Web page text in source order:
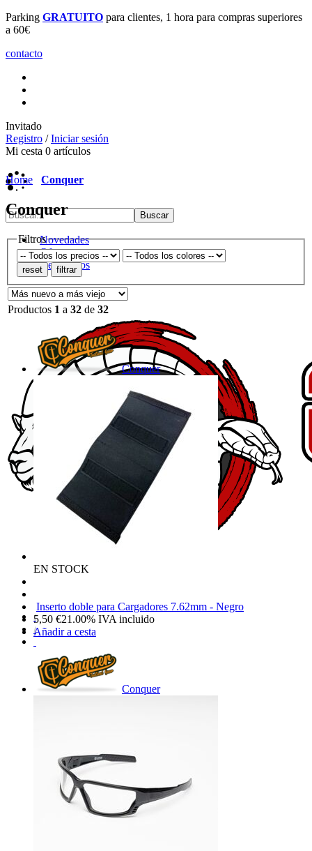
Servicio deTALLER . Preparaciones, Mantenimiento, Ajustes de
potencia, reparaciones, customizaciones, y mas!
contacto
Invitado
Registro /Iniciar sesión
Mi cesta 0 artículos
Novedades
Ofertas
Destacados
Home Conquer
Conquer
Filtros
Productos 1 a 32 de 32
Conquer
EN STOCK
Inserto doble para Cargadores 7.62mm - Negro
5,50 €21.00% IVA incluido
Añadir a cesta
Conquer